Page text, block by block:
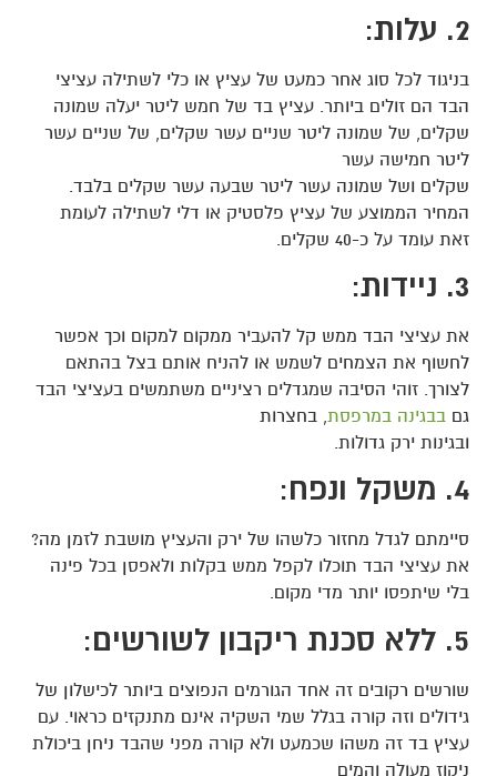
2. עלות :
בניגוד לכל סוג אחר כמעט של עציץ או כלי לשתילה עציצי
הבד הם זולים ביותר. עציץ בד של חמש ליטר יעלה שמונה
שקלים, של שמונה ליטר שניים עשר שקלים, של שניים עשר
ליטר חמישה עשר
שקלים ושל שמונה עשר ליטר שבעה עשר שקלים בלבד.
המחיר הממוצע של עציץ פלסטיק או דלי לשתילה לעומת
זאת עומד על כ-40 שקלים.
3. ניידות :
את עציצי הבד ממש קל להעביר ממקום למקום וכך אפשר
לחשוף את הצמחים לשמש או להניח אותם בצל בהתאם
לצורך. זוהי הסיבה שמגדלים רציניים משתמשים בעציצי הבד
גם בבגינה במרפסת, בחצרות
ובגינות ירק גדולות.
4. משקל ונפח :
סיימתם לגדל מחזור כלשהו של ירק והעציץ מושבת לזמן מה?
את עציצי הבד תוכלו לקפל ממש בקלות ולאפסן בכל פינה
בלי שיתפסו יותר מדי מקום.
5. ללא סכנת ריקבון לשורשים :
שורשים רקובים זה אחד הגורמים הנפוצים ביותר לכישלון של
גידולים וזה קורה בגלל שמי השקיה אינם מתנקזים כראוי. עם
עציץ בד זה משהו שכמעט ולא קורה מפני שהבד ניחן ביכולת
ניקוז מעולה והמים